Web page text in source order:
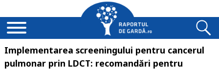
Implementarea screeningului pentru cancerul
pulmonar prin LDCT: recomandări pentru